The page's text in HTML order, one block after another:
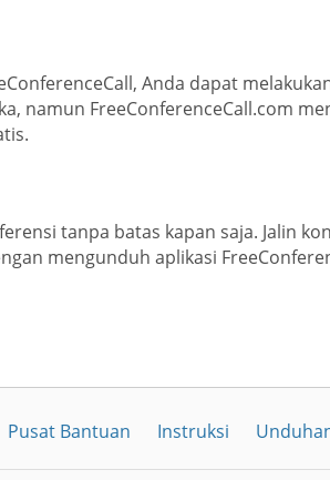
Anda dapat
namun FreeConferenceCall.com
tanpa batas kapan saja. Jalin
mengunduh aplikasi
Pusat Bantuan Instruksi